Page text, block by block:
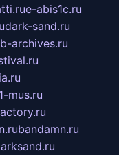
e-abis1c.ru
dark-sand.ru
archives.ru
1-mus.ru
bandamn.ru